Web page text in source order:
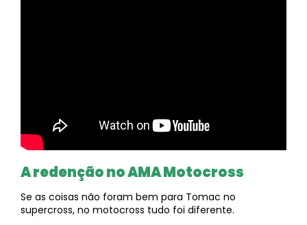
A redenção no AMA Motocross
Se as coisas não foram bem para Tomac no
supercross, no motocross tudo foi diferente.